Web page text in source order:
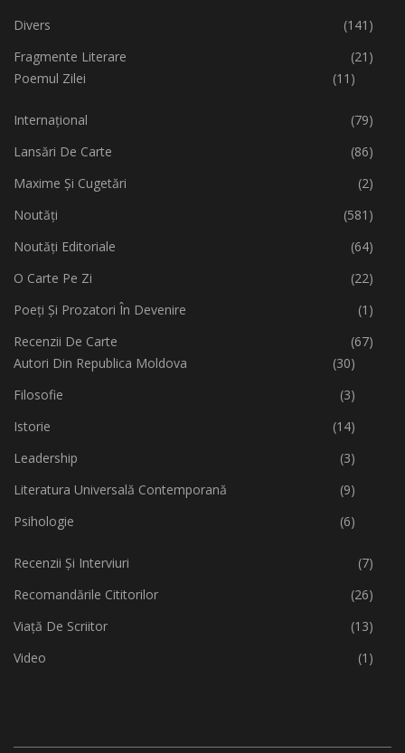
Divers
(141)
Fragmente Literare
(21)
Poemul Zilei
(11)
Internațional
(79)
Lansări De Carte
(86)
Maxime Și Cugetări
(2)
Noutăți
(581)
Noutăți Editoriale
(64)
O Carte Pe Zi
(22)
Poeți Și Prozatori În Devenire
(1)
Recenzii De Carte
(67)
Autori Din Republica Moldova
(30)
Filosofie
(3)
Istorie
(14)
Leadership
(3)
Literatura Universală Contemporană
(9)
Psihologie
(6)
Recenzii Și Interviuri
(7)
Recomandările Cititorilor
(26)
Viață De Scriitor
(13)
Video
(1)